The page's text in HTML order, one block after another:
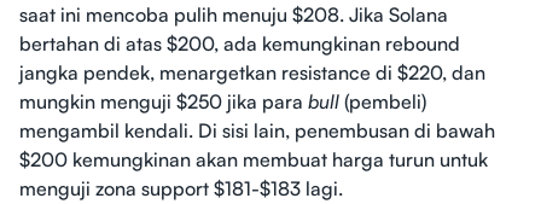
saat ini mencoba pulih menuju $208. Jika Solana
bertahan di atas $200, ada kemungkinan rebound
jangka pendek, menargetkan resistance di $220, dan
mungkin menguji $250 jika para bull (pembeli)
mengambil kendali. Di sisi lain, penembusan di bawah
$200 kemungkinan akan membuat harga turun untuk
menguji zona support $181-$183 lagi.